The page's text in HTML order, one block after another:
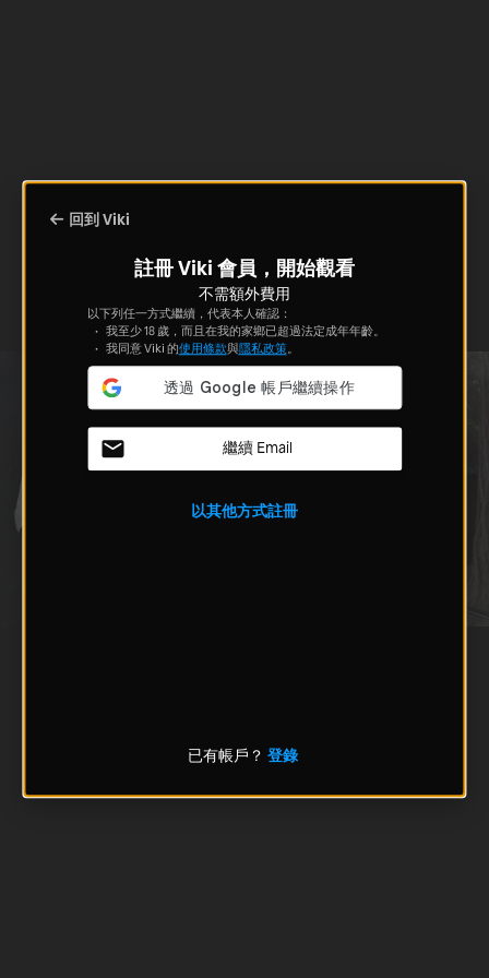
回到 Viki
註冊 Viki 會員，開始觀看
不需額外費用
以下列任一方式繼續，代表本人確認：
我至少 18 歲，而且在我的家鄉已超過法定成年年齡。
我同意 Viki 的使用條款與隱私政策。
繼續 Email
以其他方式註冊
已有帳戶？ 登錄